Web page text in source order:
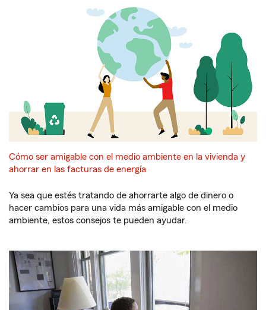
Cómo ser amigable con el medio ambiente en la vivienda y
ahorrar en las facturas de energía
Ya sea que estés tratando de ahorrarte algo de dinero o
hacer cambios para una vida más amigable con el medio
ambiente, estos consejos te pueden ayudar.